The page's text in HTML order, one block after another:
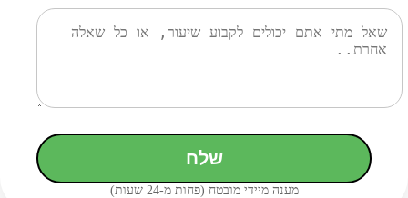
שלח
מענה מיידי מובטח (פחות מ-24 שעות)